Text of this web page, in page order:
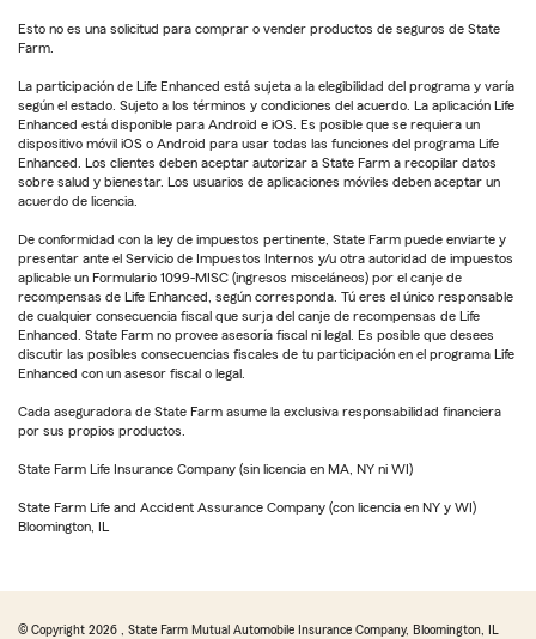
Esto no es una solicitud para comprar o vender productos de seguros de State
Farm.
La participación de Life Enhanced está sujeta a la elegibilidad del programa y varía
según el estado. Sujeto a los términos y condiciones del acuerdo. La aplicación Life
Enhanced está disponible para Android e iOS. Es posible que se requiera un
dispositivo móvil iOS o Android para usar todas las funciones del programa Life
Enhanced. Los clientes deben aceptar autorizar a State Farm a recopilar datos
sobre salud y bienestar. Los usuarios de aplicaciones móviles deben aceptar un
acuerdo de licencia.
De conformidad con la ley de impuestos pertinente, State Farm puede enviarte y
presentar ante el Servicio de Impuestos Internos y/u otra autoridad de impuestos
aplicable un Formulario 1099-MISC (ingresos misceláneos) por el canje de
recompensas de Life Enhanced, según corresponda. Tú eres el único responsable
de cualquier consecuencia fiscal que surja del canje de recompensas de Life
Enhanced. State Farm no provee asesoría fiscal ni legal. Es posible que desees
discutir las posibles consecuencias fiscales de tu participación en el programa Life
Enhanced con un asesor fiscal o legal.
Cada aseguradora de State Farm asume la exclusiva responsabilidad financiera
por sus propios productos.
State Farm Life Insurance Company (sin licencia en MA, NY ni WI)
State Farm Life and Accident Assurance Company (con licencia en NY y WI)
Bloomington, IL
© Copyright 2026 , State Farm Mutual Automobile Insurance Company, Bloomington, IL